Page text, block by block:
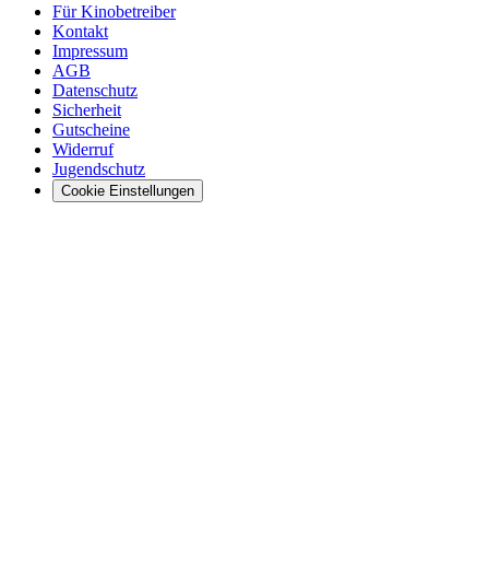
Für Kinobetreiber
Kontakt
Impressum
AGB
Datenschutz
Sicherheit
Gutscheine
Widerruf
Jugendschutz
Cookie Einstellungen